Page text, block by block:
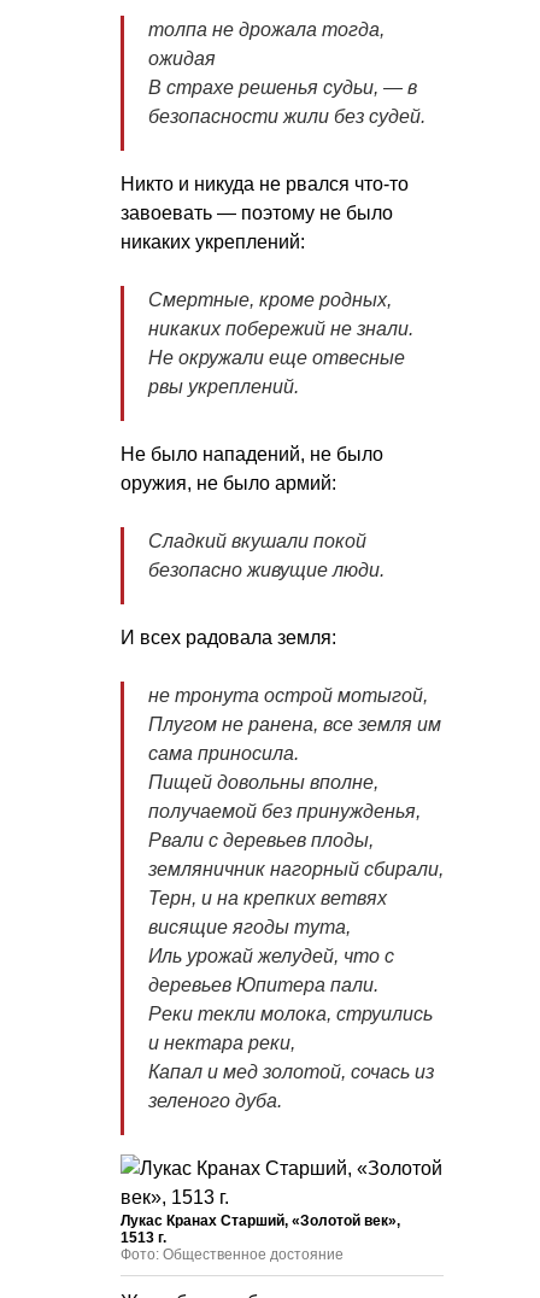
толпа не дрожала тогда,
ожидая
В страхе решенья судьи, — в
безопасности жили без судей.
Никто и никуда не рвался что-то
завоевать — поэтому не было
никаких укреплений:
Смертные, кроме родных,
никаких побережий не знали.
Не окружали еще отвесные
рвы укреплений.
Не было нападений, не было
оружия, не было армий:
Сладкий вкушали покой
безопасно живущие люди.
И всех радовала земля:
не тронута острой мотыгой,
Плугом не ранена, все земля им
сама приносила.
Пищей довольны вполне,
получаемой без принужденья,
Рвали с деревьев плоды,
земляничник нагорный сбирали,
Терн, и на крепких ветвях
висящие ягоды тута,
Иль урожай желудей, что с
деревьев Юпитера пали.
Реки текли молока, струились
и нектара реки,
Капал и мед золотой, сочась из
зеленого дуба.
Лукас Кранах Старший, «Золотой век»,
1513 г.
Фото: Общественное достояние